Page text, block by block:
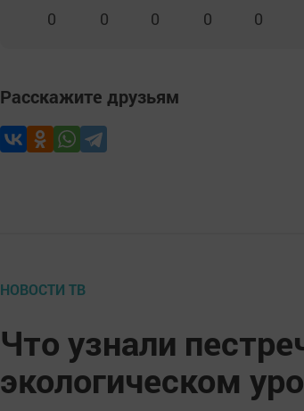
0 0 0 0 0
Расскажите друзьям
НОВОСТИ ТВ
Что узнали
экологическом